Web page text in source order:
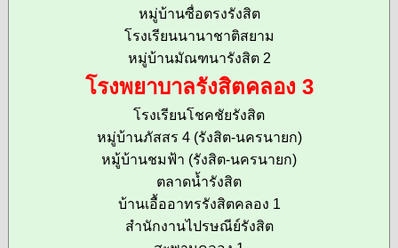
หมู่บ้านซื่อตรงรังสิต
โรงเรียนนานาชาติสยาม
หมู่บ้านมัณฑนารังสิต 2
โรงพยาบาลรังสิตคลอง 3
โรงเรียนโชคชัยรังสิต
หมู่บ้านภัสสร 4 (รังสิต-นครนายก)
หมู้บ้านชมฟ้า (รังสิต-นครนายก)
ตลาดน้ำรังสิต
บ้านเอื้ออาทรรังสิตคลอง 1
สำนักงานไปรษณีย์รังสิต